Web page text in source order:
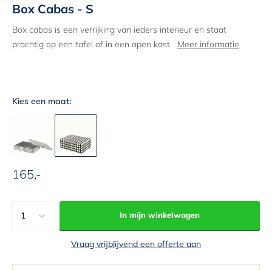
Box Cabas - S
Box cabas is een verrijking van ieders interieur en staat
prachtig op een tafel of in een open kast. Meer informatie
Kies een maat:
Aanbiedingsprijs
165,-
1 In mijn winkelwagen
Vraag vrijblijvend een offerte aan